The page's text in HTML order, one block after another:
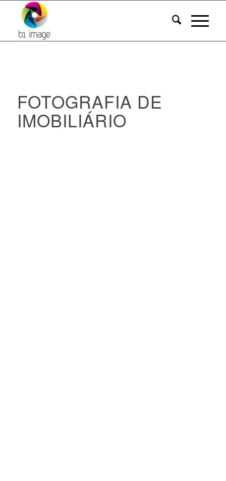
FOTOGRAFIA DE
IMOBILIÁRIO